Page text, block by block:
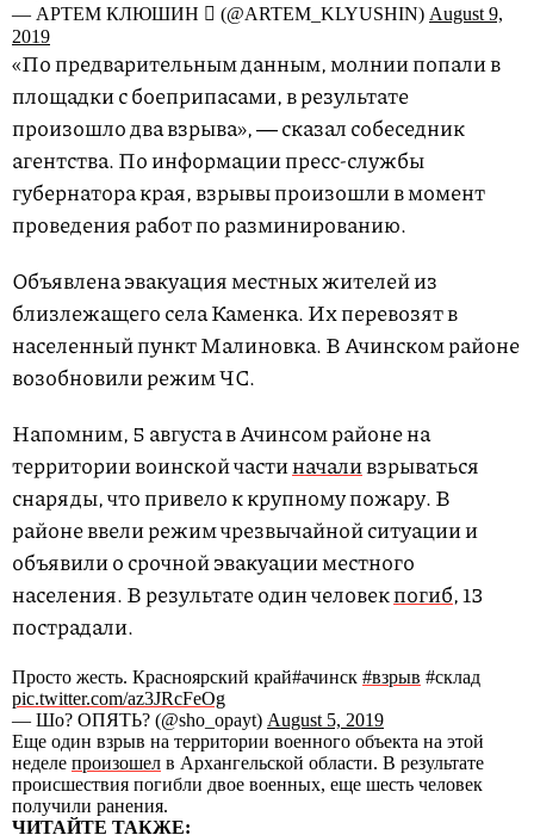
— АРТЕМ КЛЮШИН  (@ARTEM_KLYUSHIN) August 9,
2019
«По предварительным данным, молнии попали в
площадки с боеприпасами, в результате
произошло два взрыва», ― сказал собеседник
агентства. По информации пресс-службы
губернатора края, взрывы произошли в момент
проведения работ по разминированию.
Объявлена эвакуация местных жителей из
близлежащего села Каменка. Их перевозят в
населенный пункт Малиновка. В Ачинском районе
возобновили режим ЧС.
Напомним, 5 августа в Ачинсом районе на
территории воинской частиначаливзрываться
снаряды, что привело к крупному пожару. В
районе ввели режим чрезвычайной ситуации и
объявили о срочной эвакуации местного
населения. В результате один человекпогиб, 13
пострадали.
Просто жесть. Красноярский край#ачинск #взрыв #склад
pic.twitter.com/az3JRcFeOg
— Шо? ОПЯТЬ? (@sho_opayt) August 5, 2019
Еще один взрыв на территории военного объекта на этой
неделе произошел в Архангельской области. В результате
происшествия погибли двое военных, еще шесть человек
получили ранения.
ЧИТАЙТЕ ТАКЖЕ: